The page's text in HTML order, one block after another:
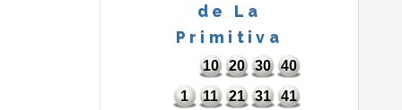
de La
Primitiva
10 20 30 40
1 11 21 31 41